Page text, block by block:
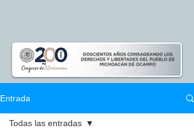
Entrada
Todas las entradas